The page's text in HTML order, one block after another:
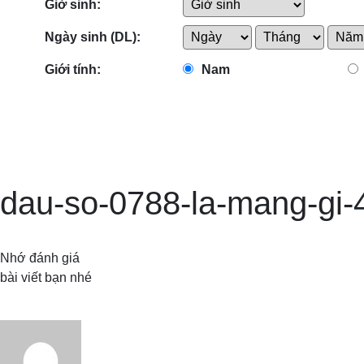
Giờ sinh:
Ngày sinh (DL):
Giới tính: Nam
dau-so-0788-la-mang-gi-
Nhớ đánh giá
bài viết bạn nhé